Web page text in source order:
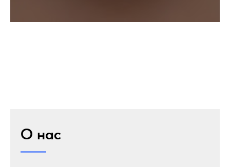
О нас